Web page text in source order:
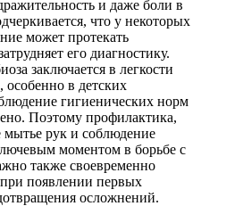
и даже боли в
что у некоторых
может протекать
его диагностику.
заключается в легкости
в детских
гигиенических норм
Поэтому профилактика,
мытье рук и соблюдение
моментом в борьбе с
также своевременно
появлении первых
осложнений.